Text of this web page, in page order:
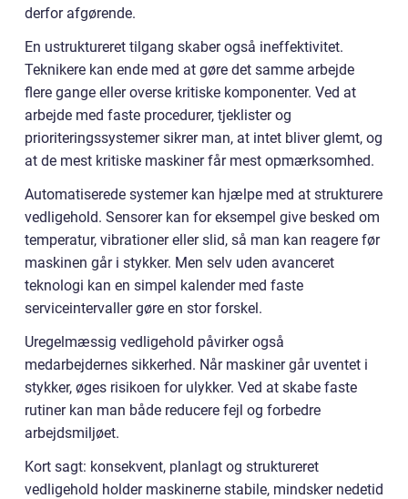
derfor afgørende.
En ustruktureret tilgang skaber også ineffektivitet.
Teknikere kan ende med at gøre det samme arbejde
flere gange eller overse kritiske komponenter. Ved at
arbejde med faste procedurer, tjeklister og
prioriteringssystemer sikrer man, at intet bliver glemt, og
at de mest kritiske maskiner får mest opmærksomhed.
Automatiserede systemer kan hjælpe med at strukturere
vedligehold. Sensorer kan for eksempel give besked om
temperatur, vibrationer eller slid, så man kan reagere før
maskinen går i stykker. Men selv uden avanceret
teknologi kan en simpel kalender med faste
serviceintervaller gøre en stor forskel.
Uregelmæssig vedligehold påvirker også
medarbejdernes sikkerhed. Når maskiner går uventet i
stykker, øges risikoen for ulykker. Ved at skabe faste
rutiner kan man både reducere fejl og forbedre
arbejdsmiljøet.
Kort sagt: konsekvent, planlagt og struktureret
vedligehold holder maskinerne stabile, mindsker nedetid